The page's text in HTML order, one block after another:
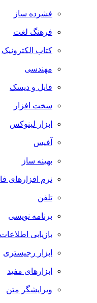
فشرده ساز
فرهنگ لغت
کتاب الکترونیک
مهندسی
فایل و دیسک
سخت افزار
ابزار لینوکس
آفیس
بهینه ساز
نرم افزارهای فارسی
تلفن
برنامه نویسی
بازیابی اطلاعات
ابزار رجیستری
ابزارهای مفید
ویرایشگر متن